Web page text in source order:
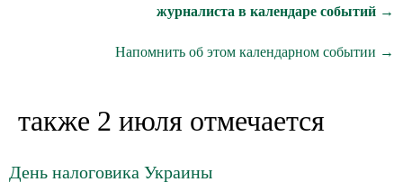
журналиста в календаре событий →
Напомнить об этом календарном событии →
также 2 июля отмечается
День налоговика Украины